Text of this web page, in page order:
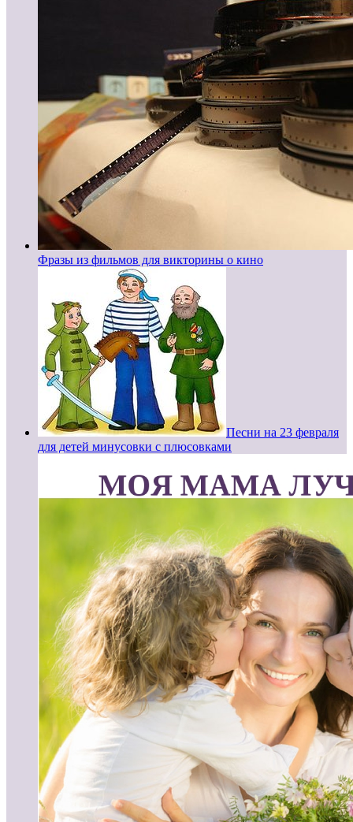
Фразы из фильмов для викторины о кино
Песни на 23 февраля
для детей минусовки с плюсовками